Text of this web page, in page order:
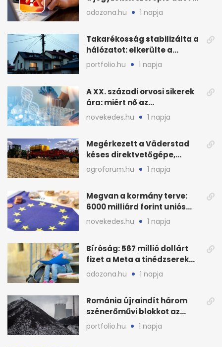
járulékot?
adozona.hu 1 napja
Takarékosság stabilizálta a
hálózatot: elkerülte a
sötétséget Magyarország
portfolio.hu 1 napja
A XX. századi orvosi sikerek
ára: miért nő az
egészségügy súlya?
novekedes.hu 1 napja
Megérkezett a Väderstad
késes direktvetőgépe,
bemutatón is látható
agroforum.hu 1 napja
Megvan a kormány terve:
6000 milliárd forint uniós
pénz sorsa
novekedes.hu 1 napja
Bíróság: 567 millió dollárt
fizet a Meta a tinédzserek
védelmére
adozona.hu 1 napja
Románia újraindít három
szénerőművi blokkot az
áramellátás stabilizálására
portfolio.hu 1 napja